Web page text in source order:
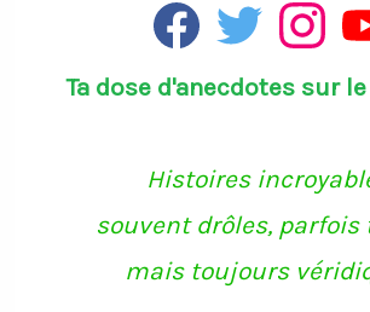
F
a
e
T
t
I
n
t
m
T
Ta dose d'anecdotes sur
Histoires
souvent drôles, parfois
mais toujours